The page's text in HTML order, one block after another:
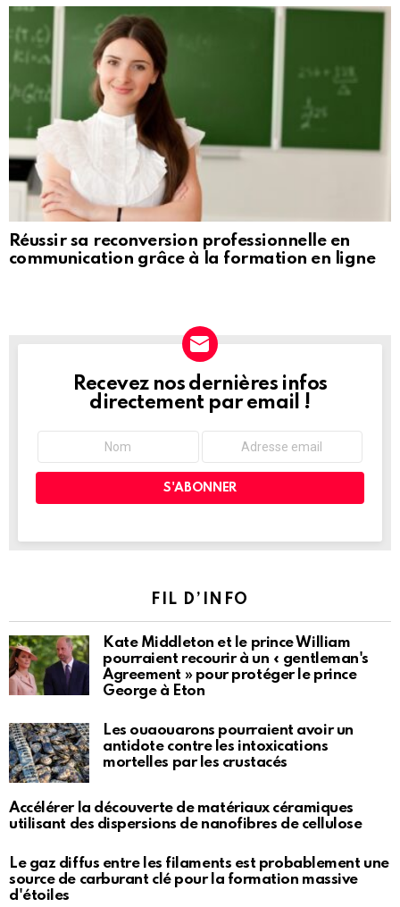
Réussir sa reconversion professionnelle en
communication grâce à la formation en ligne
NEWSLETTER
Recevez nos dernières infos
directement par email !
FIL D’INFO
Kate Middleton et le prince William
pourraient recourir à un « gentleman's
Agreement » pour protéger le prince
George à Eton
Les ouaouarons pourraient avoir un
antidote contre les intoxications
mortelles par les crustacés
Accélérer la découverte de matériaux céramiques
utilisant des dispersions de nanofibres de cellulose
Le gaz diffus entre les filaments est probablement une
source de carburant clé pour la formation massive
d'étoiles